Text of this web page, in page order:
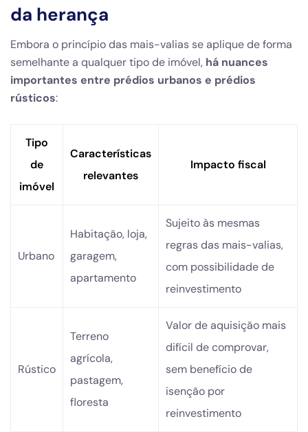
da herança
Embora o princípio das mais-valias se aplique de forma
semelhante a qualquer tipo de imóvel, há nuances
importantes entre prédios urbanos e prédios
rústicos:
Tipo
de
imóvel
Características
relevantes
Impacto fiscal
Urbano
Habitação, loja,
garagem,
apartamento
Sujeito às mesmas
regras das mais-valias,
com possibilidade de
reinvestimento
Rústico
Terreno
agrícola,
pastagem,
floresta
Valor de aquisição mais
difícil de comprovar,
sem benefício de
isenção por
reinvestimento